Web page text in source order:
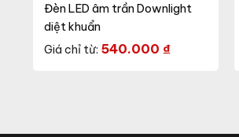
Đèn LED âm trần Downlight
diệt khuẩn
Giá chỉ từ: 540.000 ₫